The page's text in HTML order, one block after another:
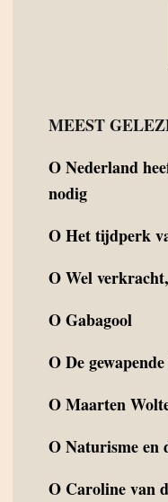
MEEST
ONederland
nodig
OHet tijdperk
OWel
OGabagool
ODe
OMaarten
ONaturisme en
O Caroline van